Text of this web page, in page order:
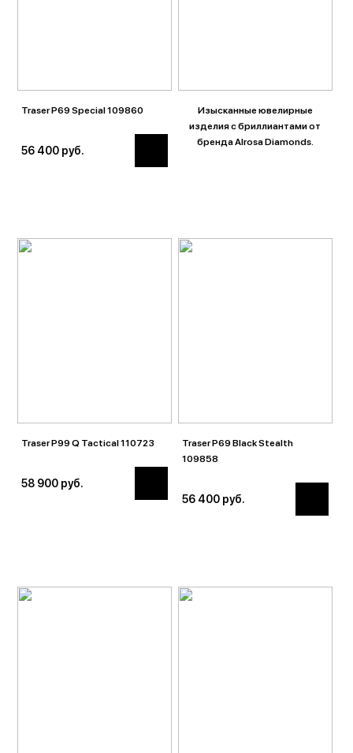
Traser P69 Special 109860
56 400 руб.
Изысканные ювелирные
изделия c бриллиантами от
бренда Alrosa Diamonds.
Traser P99 Q Tactical 110723
58 900 руб.
Traser P69 Black Stealth
109858
56 400 руб.